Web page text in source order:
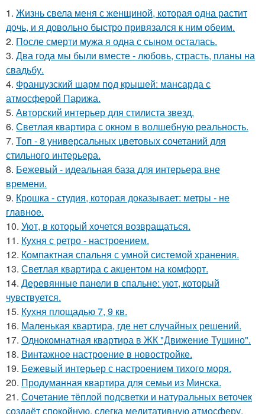
1. Жизнь свела меня с женщиной, которая одна растит
дочь, и я довольно быстро привязался к ним обеим.
2. После смерти мужа я одна с сыном осталась.
3. Два года мы были вместе - любовь, страсть, планы на
свадьбу.
4. Французский шарм под крышей: мансарда с
атмосферой Парижа.
5. Авторский интерьер для стилиста звезд.
6. Светлая квартира с окном в волшебную реальность.
7. Топ - 8 универсальных цветовых сочетаний для
стильного интерьера.
8. Бежевый - идеальная база для интерьера вне
времени.
9. Крошка - студия, которая доказывает: метры - не
главное.
10. Уют, в который хочется возвращаться.
11. Кухня с ретро - настроением.
12. Компактная спальня с умной системой хранения.
13. Светлая квартира с акцентом на комфорт.
14. Деревянные панели в спальне: уют, который
чувствуется.
15. Кухня площадью 7, 9 кв.
16. Маленькая квартира, где нет случайных решений.
17. Однокомнатная квартира в ЖК "Движение Тушино".
18. Винтажное настроение в новостройке.
19. Бежевый интерьер с настроением тихого моря.
20. Продуманная квартира для семьи из Минска.
21. Сочетание тёплой подсветки и натуральных веточек
создаёт спокойную, слегка медитативную атмосферу.